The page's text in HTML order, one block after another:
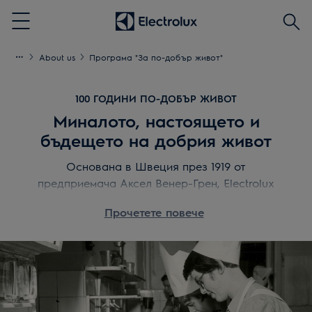
Menu
About us Програма "За по-добър живот"
100 ГОДИНИ ПО-ДОБЪР ЖИВОТ
Миналото, настоящето и
бъдещето на добрия живот
Основана в Швеция през 1919 от
предприемача Аксел Венер-Грен, Electrolux
100 години, като преоткрива преживяванията
благосъстоянието на своите клиенти. Това е
нашата история.
Прочетете повече